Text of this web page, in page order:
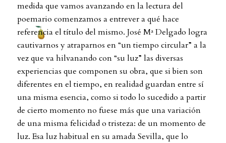
medida que vamos avanzando en la lectura del
poemario comenzamos a entrever a qué hace
referencia el título del mismo. José Mª Delgado logra
cautivarnos y atraparnos en “un tiempo circular” a la
vez que va hilvanando con “su luz” las diversas
experiencias que componen su obra, que si bien son
diferentes en el tiempo, en realidad guardan entre sí
una misma esencia, como si todo lo sucedido a partir
de cierto momento no fuese más que una variación
de una misma felicidad o tristeza: de un momento de
luz. Esa luz habitual en su amada Sevilla, que lo